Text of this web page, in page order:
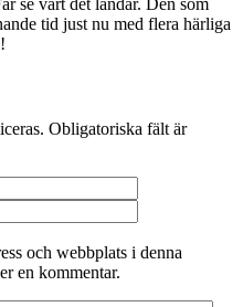
tid just nu med flera härliga
Obligatoriska fält är
och webbplats i denna
en kommentar.